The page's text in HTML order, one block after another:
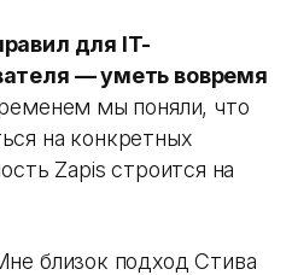
для IT-
— уметь вовремя
мы поняли, что
на конкретных
Zapis строится на
близок подход Стива